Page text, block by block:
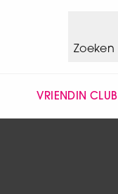
Zoeken
VRIENDIN CLUB